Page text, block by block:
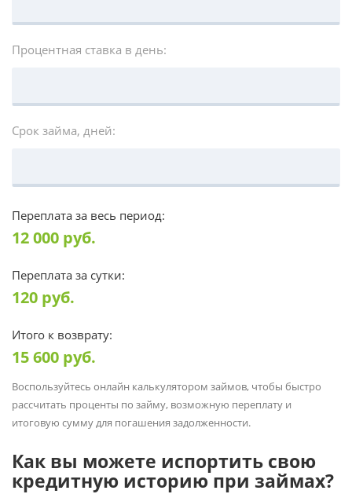
Процентная ставка в день:
Срок займа, дней:
Переплата за весь период:
12 000 руб.
Переплата за сутки:
120 руб.
Итого к возврату:
15 600 руб.
Воспользуйтесь онлайн калькулятором займов, чтобы быстро
рассчитать проценты по займу, возможную переплату и
итоговую сумму для погашения задолженности.
Как вы можете испортить свою
кредитную историю при займах?